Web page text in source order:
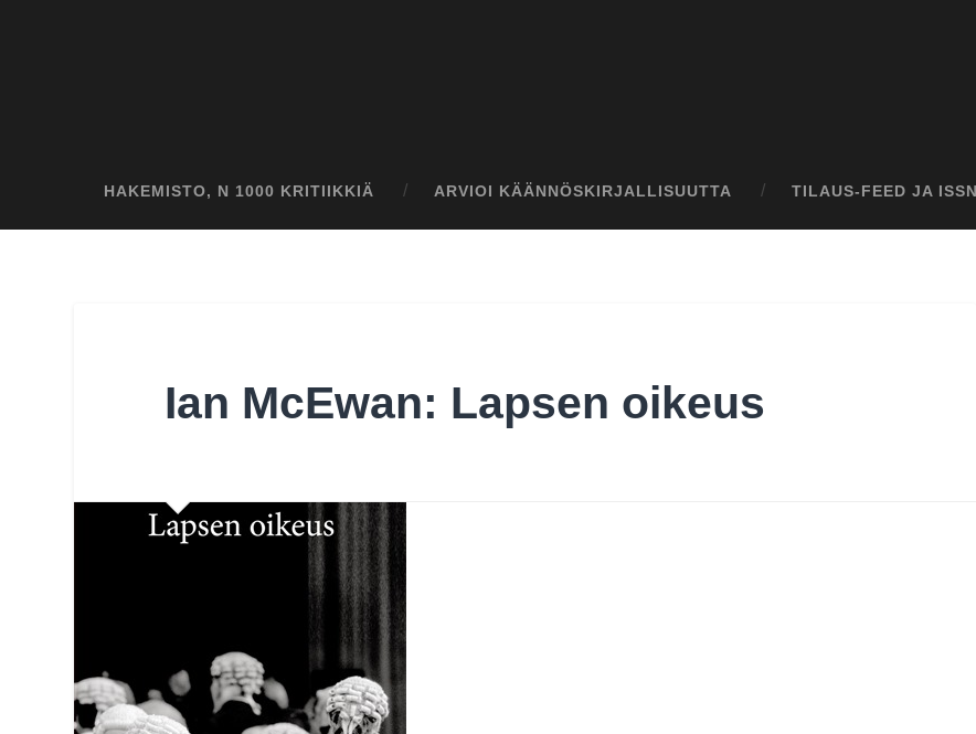
HAKEMISTO, N 1000 KRITIIKKIÄ ARVIOI KÄÄNNÖSKIRJALLISUUTTA TILAUS-FEED JA ISSN
Ian McEwan: Lapsen oikeus